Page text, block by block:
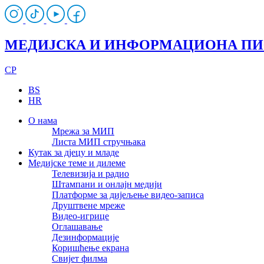
МЕДИЈСКА И ИНФОРМАЦИОНА
CP
BS
HR
О нама
Мрежа за МИП
Листа МИП стручњака
Кутак за дјецу и младе
Медијске теме и дилеме
Телевизија и радио
Штампани и онлајн медији
Платформе за дијељење видео-записа
Друштвене мреже
Видео-игрице
Оглашавање
Дезинформације
Коришћење екрана
Свијет филма